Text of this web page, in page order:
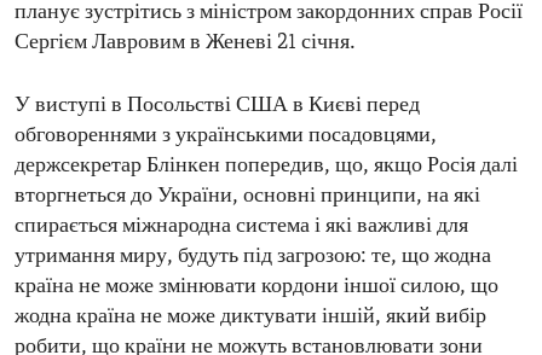
планує зустрітись з міністром закордонних справ Росії
Сергієм Лавровим в Женеві 21 січня.
У виступі в Посольстві США в Києві перед
обговореннями з українськими посадовцями,
держсекретар Блінкен попередив, що, якщо Росія далі
вторгнеться до України, основні принципи, на які
спирається міжнародна система і які важливі для
утримання миру, будуть під загрозою: те, що жодна
країна не може змінювати кордони іншої силою, що
жодна країна не може диктувати іншій, який вибір
робити, що країни не можуть встановлювати зони